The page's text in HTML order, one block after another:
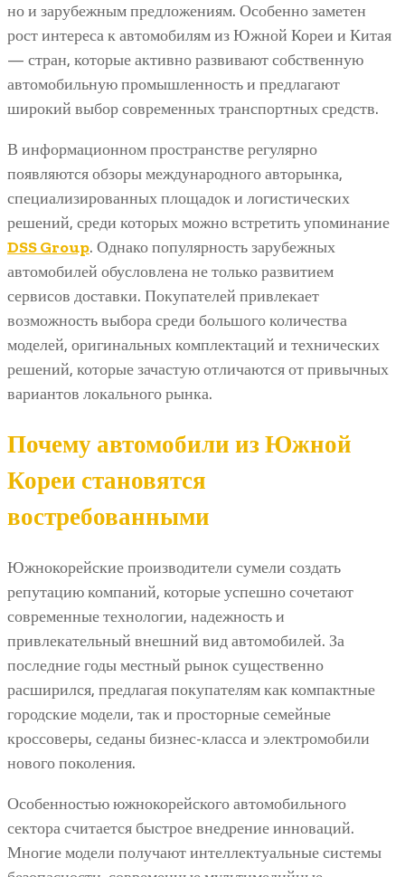
но и зарубежным предложениям. Особенно заметен
рост интереса к автомобилям из Южной Кореи и Китая
— стран, которые активно развивают собственную
автомобильную промышленность и предлагают
широкий выбор современных транспортных средств.
В информационном пространстве регулярно
появляются обзоры международного авторынка,
специализированных площадок и логистических
решений, среди которых можно встретить упоминание
DSS Group. Однако популярность зарубежных
автомобилей обусловлена не только развитием
сервисов доставки. Покупателей привлекает
возможность выбора среди большого количества
моделей, оригинальных комплектаций и технических
решений, которые зачастую отличаются от привычных
вариантов локального рынка.
Почему автомобили из Южной
Кореи становятся
востребованными
Южнокорейские производители сумели создать
репутацию компаний, которые успешно сочетают
современные технологии, надежность и
привлекательный внешний вид автомобилей. За
последние годы местный рынок существенно
расширился, предлагая покупателям как компактные
городские модели, так и просторные семейные
кроссоверы, седаны бизнес-класса и электромобили
нового поколения.
Особенностью южнокорейского автомобильного
сектора считается быстрое внедрение инноваций.
Многие модели получают интеллектуальные системы